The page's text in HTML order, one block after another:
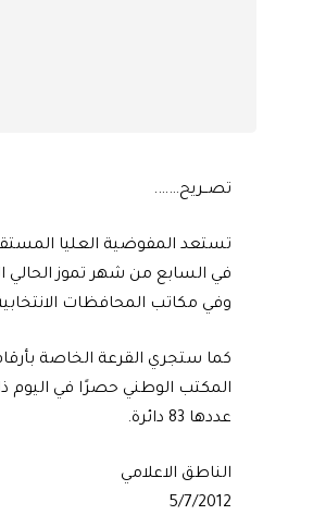
تصــريح…….
في السابع من شهر تموز الحالي
وفي مكاتب المحافظات
كما ستجري القرعة الخاصة
عددها 83 دائرة.
الناطق الاعلامي
5/7/2012